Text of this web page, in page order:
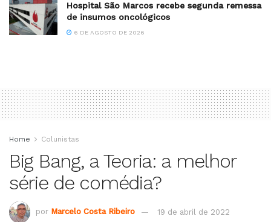
Hospital São Marcos recebe segunda remessa
de insumos oncológicos
6 DE AGOSTO DE 2026
Home Colunistas
Big Bang, a Teoria: a melhor
série de comédia?
por Marcelo Costa Ribeiro 19 de abril de 2022